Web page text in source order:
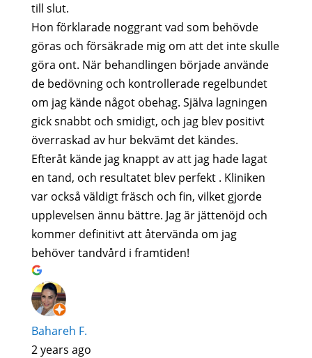
till slut.
Hon förklarade noggrant vad som behövde
göras och försäkrade mig om att det inte skulle
göra ont. När behandlingen började använde
de bedövning och kontrollerade regelbundet
om jag kände något obehag. Själva lagningen
gick snabbt och smidigt, och jag blev positivt
överraskad av hur bekvämt det kändes.
Efteråt kände jag knappt av att jag hade lagat
en tand, och resultatet blev perfekt . Kliniken
var också väldigt fräsch och fin, vilket gjorde
upplevelsen ännu bättre. Jag är jättenöjd och
kommer definitivt att återvända om jag
behöver tandvård i framtiden!
Bahareh F.
2 years ago